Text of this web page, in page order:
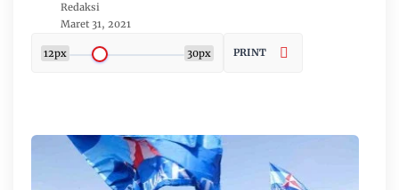
Redaksi
Maret 31, 2021
12px 30px PRINT